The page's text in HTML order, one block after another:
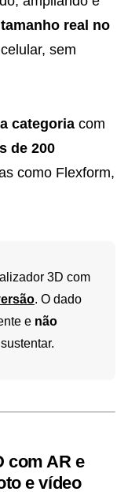
real no
sem
categoria com
de 200
como Flexform,
3D com
. O dado
e não
com AR e
e vídeo